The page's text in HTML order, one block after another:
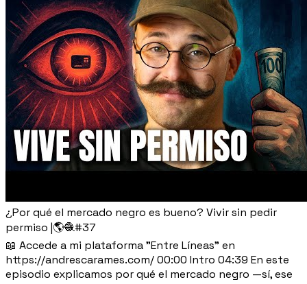
¿Por qué el mercado negro es bueno? Vivir sin pedir
permiso |🌎🧶#37
📖 Accede a mi plataforma "Entre Líneas" en
https://andrescarames.com/ 00:00 Intro 04:39 En este
episodio explicamos por qué el mercado negro —sí, ese